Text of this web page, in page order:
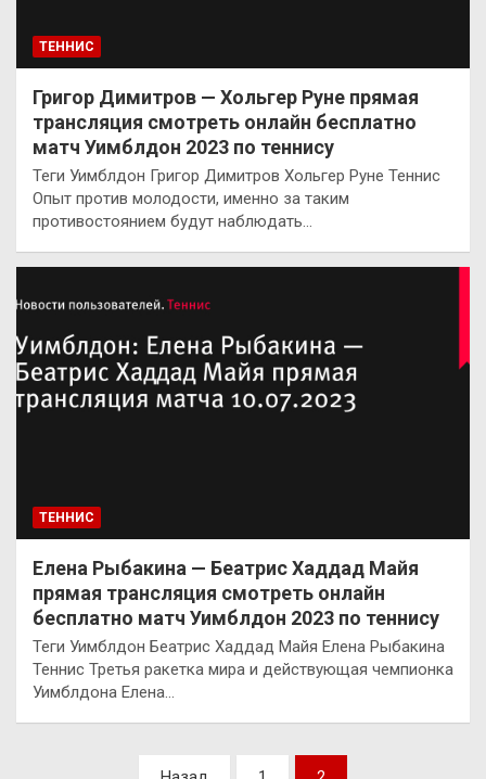
ТЕННИС
Григор Димитров — Хольгер Руне прямая
трансляция смотреть онлайн бесплатно
матч Уимблдон 2023 по теннису
Теги Уимблдон Григор Димитров Хольгер Руне Теннис
Опыт против молодости, именно за таким
противостоянием будут наблюдать…
ТЕННИС
Елена Рыбакина — Беатрис Хаддад Майя
прямая трансляция смотреть онлайн
бесплатно матч Уимблдон 2023 по теннису
Теги Уимблдон Беатрис Хаддад Майя Елена Рыбакина
Теннис Третья ракетка мира и действующая чемпионка
Уимблдона Елена…